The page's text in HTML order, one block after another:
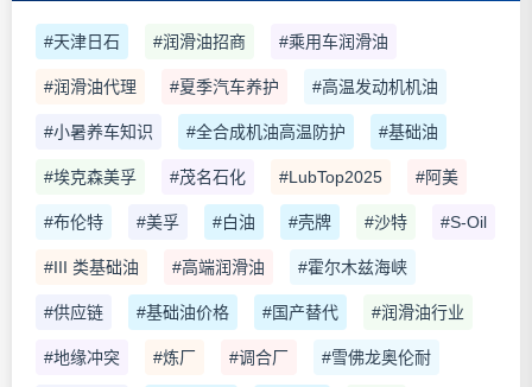
#天津日石 #润滑油招商 #乘用车润滑油
#润滑油代理 #夏季汽车养护 #高温发动机机油
#小暑养车知识 #全合成机油高温防护 #基础油
#埃克森美孚 #茂名石化 #LubTop2025 #阿美
#布伦特 #美孚 #白油 #壳牌 #沙特 #S-Oil
#III 类基础油 #高端润滑油 #霍尔木兹海峡
#供应链 #基础油价格 #国产替代 #润滑油行业
#地缘冲突 #炼厂 #调合厂 #雪佛龙奥伦耐